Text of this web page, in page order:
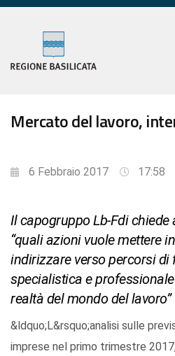
Mercato del lavoro,
6 Febbraio 2017 17:58
Il capogruppo Lb-Fdi
“quali azioni vuole mettere
indirizzare verso percorsi di
specialistica e
realtà del mondo del lavoro”
&ldquo;L&rsquo;analisi sulle
imprese nel primo trimestre